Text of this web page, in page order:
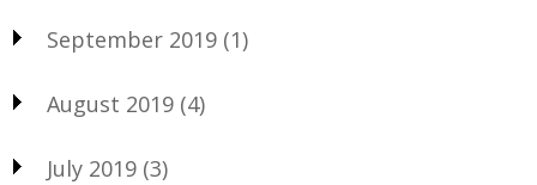
September 2019 (1)
August 2019 (4)
July 2019 (3)